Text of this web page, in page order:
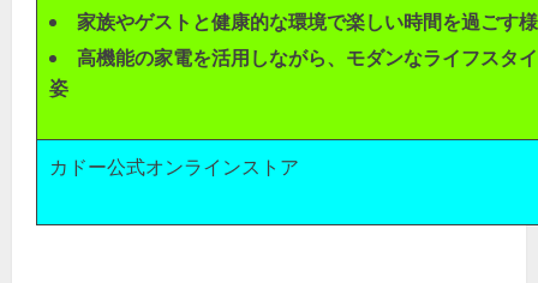
家族やゲストと健康的な環境で楽しい時間を過ごす
高機能の家電を活用しながら、モダンなライフスタ
姿
カドー公式オンラインストア